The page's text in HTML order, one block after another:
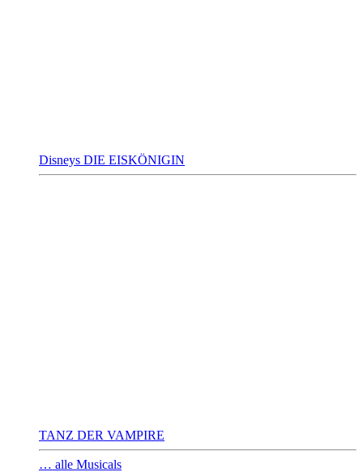
Disneys DIE EISKÖNIGIN
TANZ DER VAMPIRE
… alle Musicals